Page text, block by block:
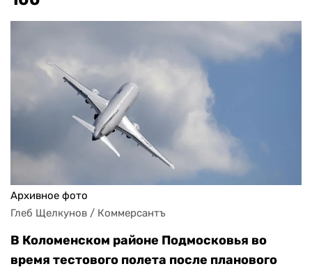
Архивное фото
Глеб Щелкунов / Коммерсантъ
В Коломенском районе Подмосковья во
время тестового полета после планового